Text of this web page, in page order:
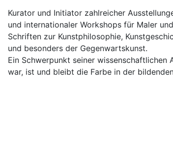
Kurator und Initiator zahlreicher
und internationaler Workshops für Maler
Schriften zur Kunstphilosophie,
und besonders der Gegenwartskunst.
Ein Schwerpunkt seiner wissenschaftlichen
war, ist und bleibt die Farbe in der